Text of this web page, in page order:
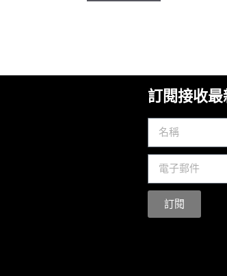
訂閱接收最
訂閱